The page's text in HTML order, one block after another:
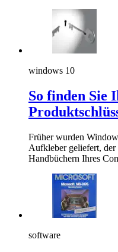
windows 10
So finden Sie
Früher wurden
Aufkleber geliefert, der
Handbüchern Ihres
software